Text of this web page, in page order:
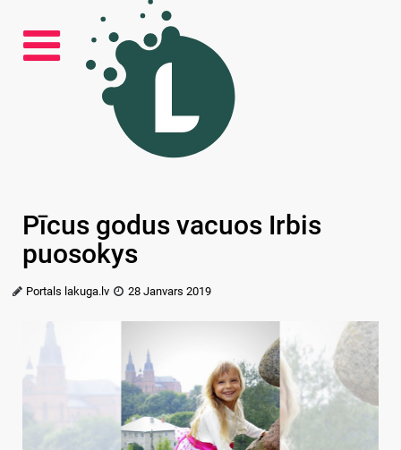
Pīcus godus vacuos Irbis
puosokys
Portals lakuga.lv 28 Janvars 2019